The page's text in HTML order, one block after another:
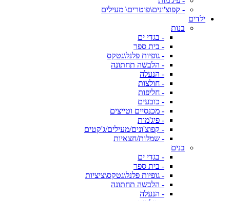
- קפוצ'ונים\פוטרים\ מעילים
ילדים
בנות
- בגדי ים
- בית ספר
- גופיות פלנל\גטקס
- הלבשה תחתונה
- הנעלה
- חולצות
- חליפות
- כובעים
- מכנסיים וטייצים
- פיג'מות
- קפוצ'ונים/מעילים/ג'קטים
- שמלות/חצאיות
בנים
- בגדי ים
- בית ספר
- גופיות פלנל\גטקס\ציציות
- הלבשה תחתונה
- הנעלה